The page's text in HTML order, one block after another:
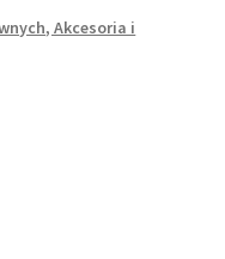
Akcesoria i